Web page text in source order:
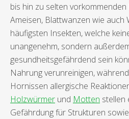
bis hin zu selten vorkommenden
Ameisen, Blattwanzen wie auch
häufigsten Insekten, welche
unangenehm, sondern
gesundheitsgefährdend sein
Nahrung verunreinigen,
Hornissen allergische
Holzwürmer und Motten stellen
Gefährdung für Strukturen